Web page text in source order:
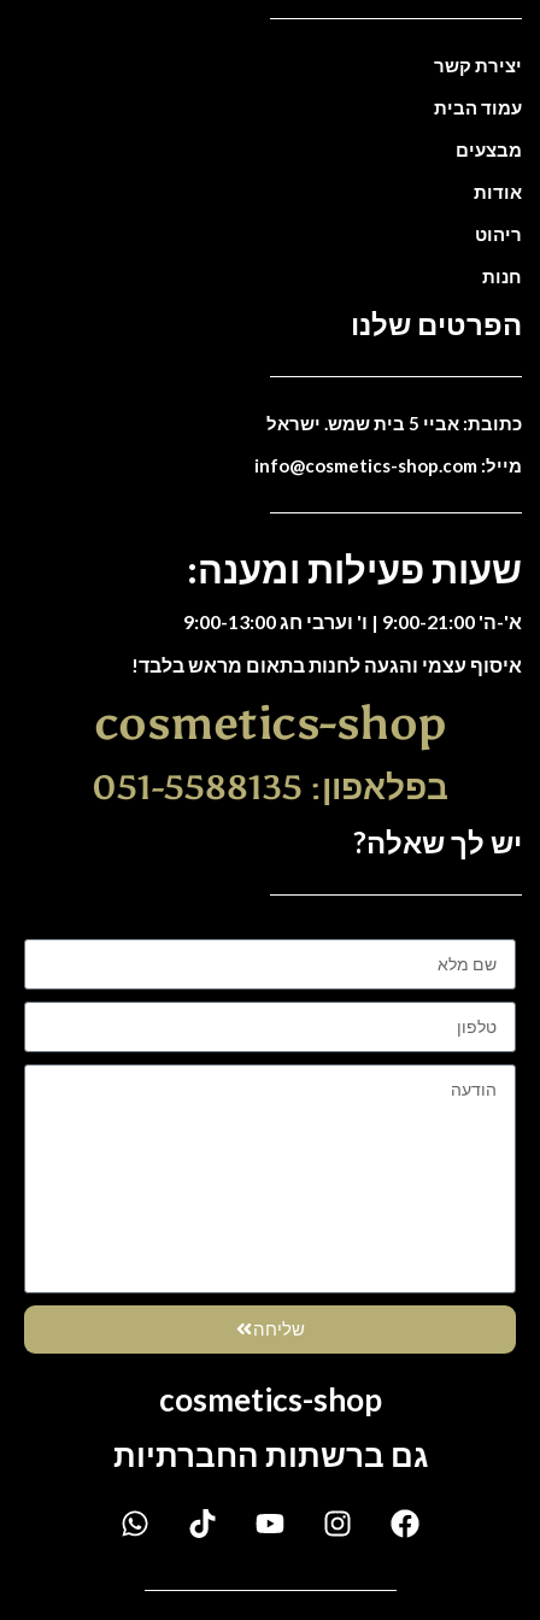
יצירת קשר
עמוד הבית
מבצעים
אודות
ריהוט
חנות
הפרטים שלנו
כתובת: אביי 5 בית שמש. ישראל
מייל: info@cosmetics-shop.com
שעות פעילות ומענה:
א'-ה' 9:00-21:00 | ו' וערבי חג 9:00-13:00
איסוף עצמי והגעה לחנות בתאום מראש בלבד!
cosmetics-shop
בפלאפון: 051-5588135
יש לך שאלה?
שליחה
cosmetics-shop
גם ברשתות החברתיות